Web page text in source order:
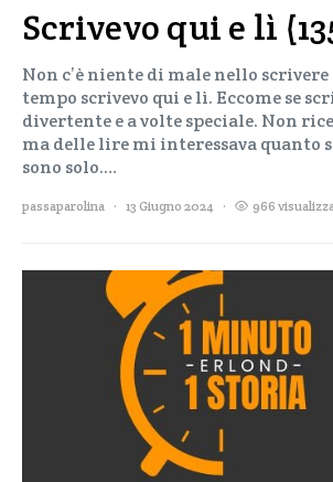
Scrivevo qui e lì
Non c’è niente di male nello
tempo scrivevo qui e lì. Eccome se
divertente e a volte speciale. Non
ma delle lire mi interessava quanto
sono solo.…
passaparolina 13 Giugno 2024 966